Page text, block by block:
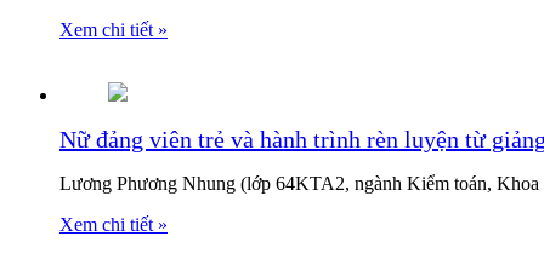
Xem chi tiết »
Nữ đảng viên trẻ và hành trình rèn luyện từ
Lương Phương Nhung (lớp 64KTA2, ngành Kiểm toán,
Xem chi tiết »